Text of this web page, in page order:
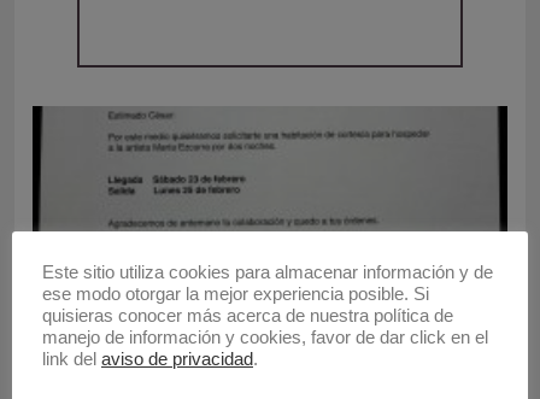
2008 2008 - KHS 2008 - LM
Solicitud de patrocinio
Este sitio utiliza cookies para almacenar información y de
ese modo otorgar la mejor experiencia posible. Si
quisieras conocer más acerca de nuestra política de
manejo de información y cookies, favor de dar click en el
link del aviso de privacidad.